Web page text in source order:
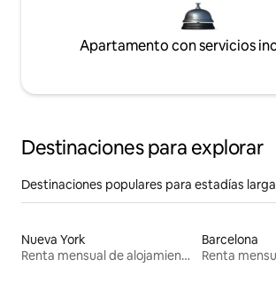
Apartamento con servicios
Destinaciones para explorar
Destinaciones populares para estadías
Nueva York
Renta mensual de alojamientos
Barcelona